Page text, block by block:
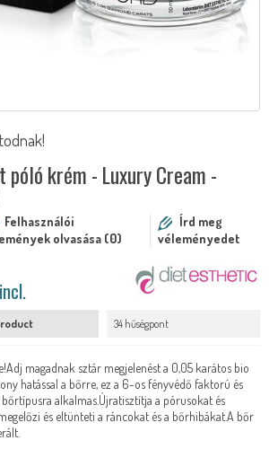
póló krém - Luxury Cream -
Felhasználói
olvasása (0)
Írd meg
véleményedet
34 hűségpont
magadnak sztár megjelenést a 0,05 karátos bio
hatással a bőrre, ez a 6-os fényvédő faktorú és
alkalmas.Újratisztítja a pórusokat és
és eltünteti a ráncokat és a bőrhibákat.A bőr